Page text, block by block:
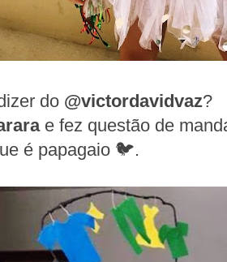
do @victordavidvaz?
e fez questão de
é papagaio 🐦.